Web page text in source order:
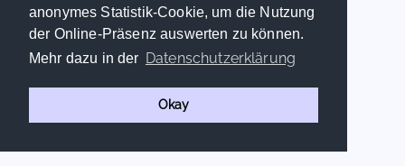
anonymes Statistik-Cookie, um die Nutzung
der Online-Präsenz auswerten zu können.
Mehr dazu in der Datenschutzerklärung
Okay